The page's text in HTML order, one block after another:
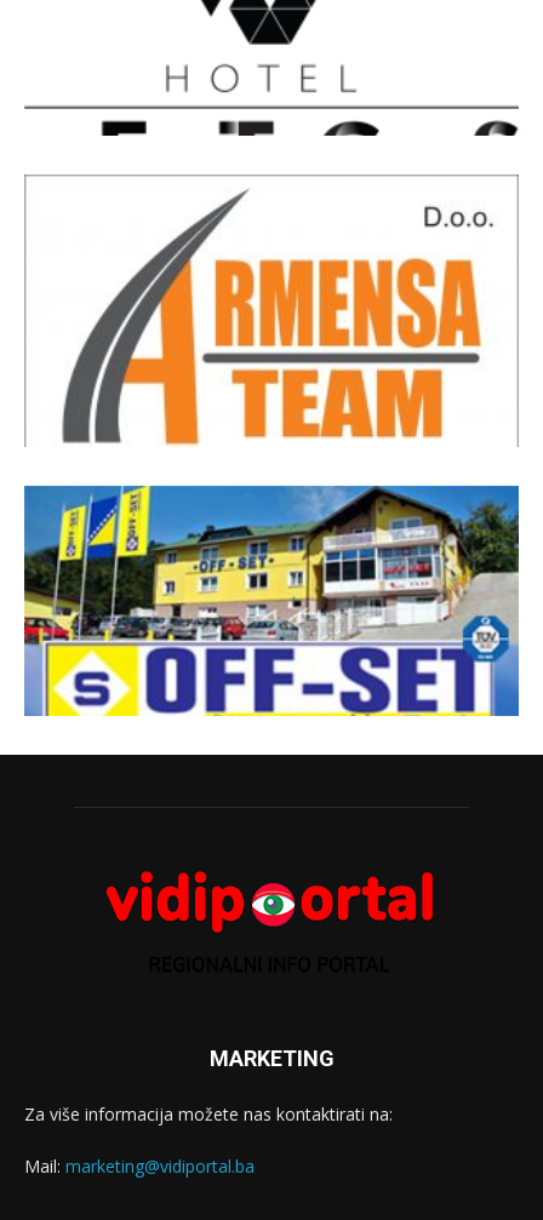
MARKETING
Za više informacija možete nas kontaktirati na:
Mail: marketing@vidiportal.ba